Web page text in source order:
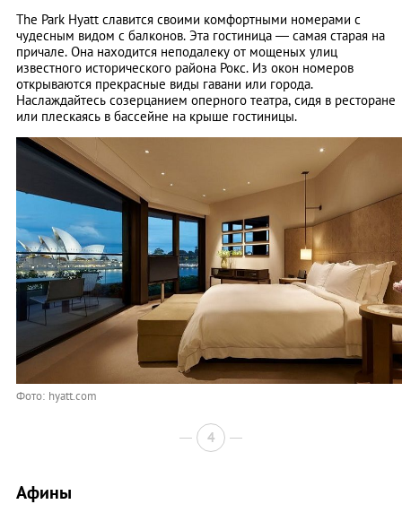
The Park Hyatt славится своими комфортными номерами с
чудесным видом с балконов. Эта гостиница — самая старая на
причале. Она находится неподалеку от мощеных улиц
известного исторического района Рокс. Из окон номеров
открываются прекрасные виды гавани или города.
Наслаждайтесь созерцанием оперного театра, сидя в ресторане
или плескаясь в бассейне на крыше гостиницы.
Фото: hyatt.com
4
Афины